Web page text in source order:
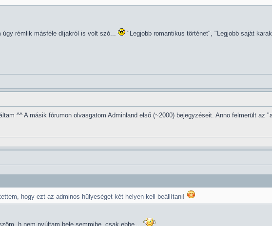
úgy rémlik másféle díjakról is volt szó... "Legjobb romantikus történet", "Legjobb saját
^^ A másik fórumon olvasgatom Adminland első (~2000) bejegyzéseit. Anno felmerült
hogy ezt az adminos hülyeséget két helyen kell beállítani!
h nem nyúltam bele semmibe, csak ebbe...